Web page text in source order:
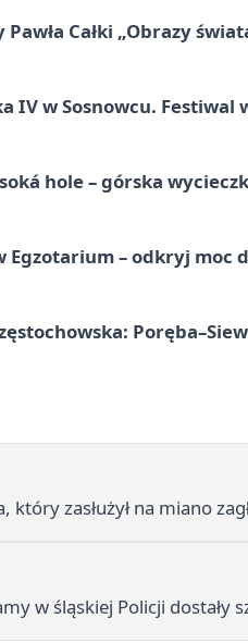
Całki „Obrazy
IV w Sosnowcu.
hole – górska
Egzotarium – odkryj moc
zasłużył na miano
w śląskiej Policji dostały